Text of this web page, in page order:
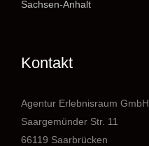
Sachsen-Anhalt
Kontakt
Agentur Erlebnisraum GmbH
Saargemünder Str. 11
66119 Saarbrücken